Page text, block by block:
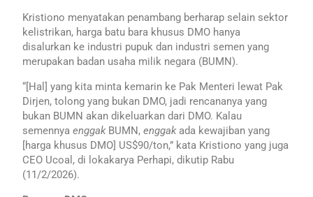
Kristiono menyatakan penambang berharap selain sektor
kelistrikan, harga batu bara khusus DMO hanya
disalurkan ke industri pupuk dan industri semen yang
merupakan badan usaha milik negara (BUMN).
“[Hal] yang kita minta kemarin ke Pak Menteri lewat Pak
Dirjen, tolong yang bukan DMO, jadi rencananya yang
bukan BUMN akan dikeluarkan dari DMO. Kalau
semennyaenggakBUMN,enggakada kewajiban yang
[harga khusus DMO] US$90/ton,” kata Kristiono yang juga
CEO Ucoal, di lokakarya Perhapi, dikutip Rabu
(11/2/2026).